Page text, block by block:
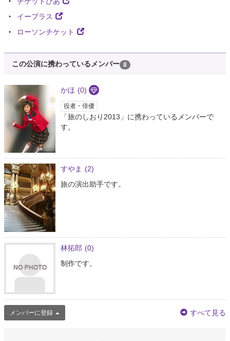
イープラス
ローソンチケット
この公演に携わっているメンバー 8
かほ (0)
役者・俳優
「旅のしおり2013」に携わっているメンバーで
す。
すやま (2)
旅の演出助手です。
林拓郎 (0)
制作です。
メンバーに登録 すべて見る